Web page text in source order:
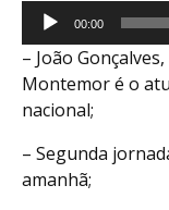
Reprodutor
de
áudio
00:00
– João
Montemor é o
nacional;
– Segunda
amanhã;